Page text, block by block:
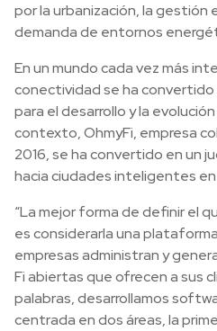
por la urbanización, la gestión
demanda de entornos
En un mundo cada vez más
conectividad se ha
para el desarrollo y la
contexto, OhmyFi, empresa
2016, se ha convertido en un
hacia ciudades inteligentes
“La mejor forma de definir el
es considerarla una
empresas administran y
Fi abiertas que ofrecen a sus
palabras, desarrollamos
centrada en dos áreas, la